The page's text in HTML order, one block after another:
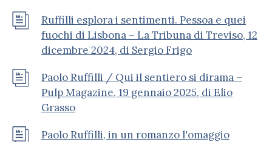
Ruffilli esplora i sentimenti. Pessoa e quei
fuochi di Lisbona – La Tribuna di Treviso, 12
dicembre 2024, di Sergio Frigo
Paolo Ruffilli / Qui il sentiero si dirama –
Pulp Magazine, 19 gennaio 2025, di Elio
Grasso
Paolo Ruffilli, in un romanzo l'omaggio